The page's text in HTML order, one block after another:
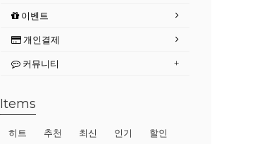
이벤트
개인결제
커뮤니티
Items
히트 추천 최신 인기 할인